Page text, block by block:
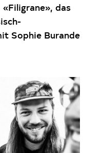
das
Sophie Burande